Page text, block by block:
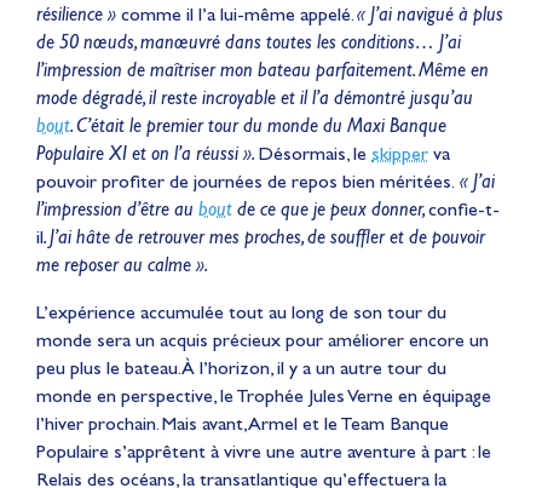
résilience » comme il l’a lui-même appelé.« J’ai navigué à plus
de 50 nœuds, manœuvré dans toutes les conditions… J’ai
l’impression de maîtriser mon bateau parfaitement. Même en
mode dégradé, il reste incroyable et il l’a démontré jusqu’au
bout. C’était le premier tour du monde du Maxi Banque
Populaire XI et on l’a réussi ». Désormais, le skipper va
pouvoir profiter de journées de repos bien méritées. « J’ai
l’impression d’être au bout de ce que je peux donner,confie-t-
il. J’ai hâte de retrouver mes proches, de souffler et de pouvoir
me reposer au calme ».
L’expérience accumulée tout au long de son tour du
monde sera un acquis précieux pour améliorer encore un
peu plus le bateau. À l’horizon, il y a un autre tour du
monde en perspective, le Trophée Jules Verne en équipage
l’hiver prochain. Mais avant, Armel et le Team Banque
Populaire s’apprêtent à vivre une autre aventure à part : le
Relais des océans, la transatlantique qu’effectuera la